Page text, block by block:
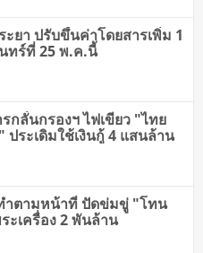
ะยา ปรับขึ้นค่าโดยสารเพิ่ม 1
ทร์ที่ 25 พ.ค.นี้
กลั่นกรองฯ ไฟเขียว "ไทย
ประเดิมใช้เงินกู้ 4 แสนล้าน
ำตามหน้าที่ ปัดข่มขู่ "โทน
ะเครื่อง 2 พันล้าน